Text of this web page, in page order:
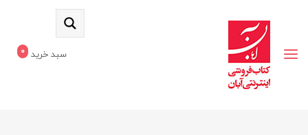
سبد خرید 0